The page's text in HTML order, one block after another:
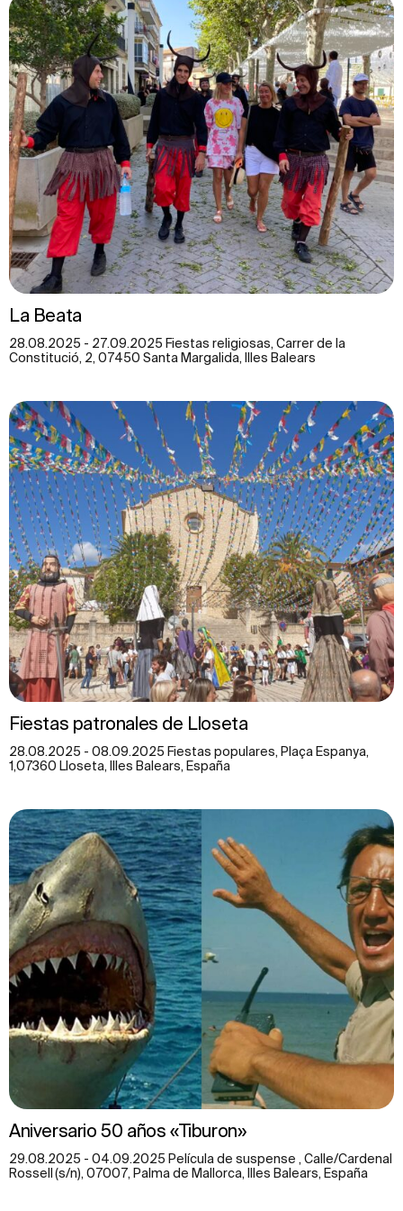
La Beata
28.08.2025 - 27.09.2025 Fiestas religiosas, Carrer de la
Constitució, 2, 07450 Santa Margalida, Illes Balears
Fiestas patronales de Lloseta
28.08.2025 - 08.09.2025 Fiestas populares, Plaça Espanya,
1,07360 Lloseta, Illes Balears, España
Aniversario 50 años «Tiburon»
29.08.2025 - 04.09.2025 Película de suspense , Calle/Cardenal
Rossell (s/n), 07007, Palma de Mallorca, Illes Balears, España